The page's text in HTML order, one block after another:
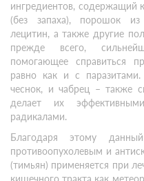
ингредиентов, содержащий
(без запаха), порошок
лецитин, а также другие
прежде всего,
помогающее справиться
равно как и с
чеснок, и чабрец – также
делает их
радикалами.
Благодаря этому
противоопухолевым и
(тимьян) применяется при
кишечного тракта как